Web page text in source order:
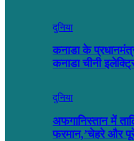
दुनिया
कनाडा के
कनाडा चीनी
दुनिया
अफगानिस्तान में
फरमान,’चेहरे और